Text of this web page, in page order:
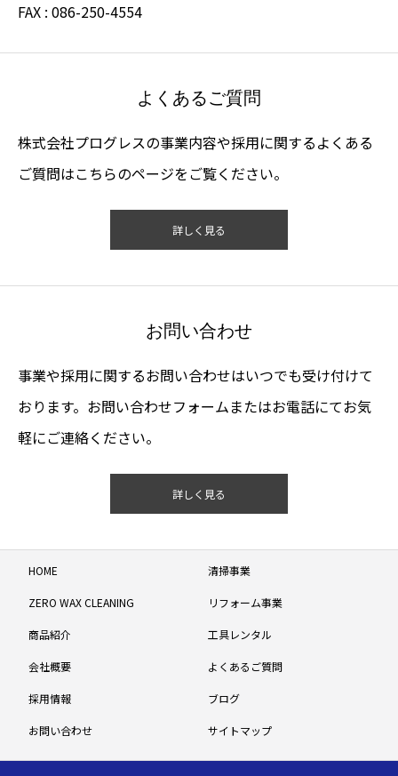
FAX : 086-250-4554
よくあるご質問
株式会社プログレスの事業内容や採用に関するよくある
ご質問はこちらのページをご覧ください。
詳しく見る
お問い合わせ
事業や採用に関するお問い合わせはいつでも受け付けて
おります。お問い合わせフォームまたはお電話にてお気
軽にご連絡ください。
詳しく見る
HOME 清掃事業
ZERO WAX CLEANING リフォーム事業
商品紹介 工具レンタル
会社概要 よくあるご質問
採用情報 ブログ
お問い合わせ サイトマップ